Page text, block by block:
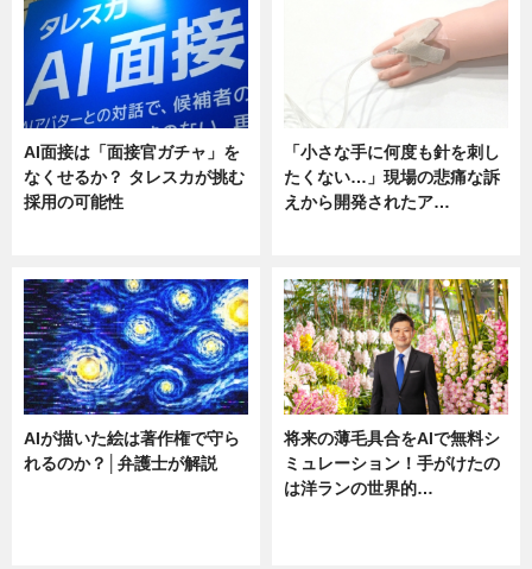
AI面接は「面接官ガチャ」を
なくせるか？ タレスカが挑む
採用の可能性
「小さな手に何度も針を刺し
たくない…」現場の悲痛な訴
えから開発されたア…
AIが描いた絵は著作権で守ら
れるのか？│弁護士が解説
将来の薄毛具合をAIで無料シ
ミュレーション！手がけたの
は洋ランの世界的…